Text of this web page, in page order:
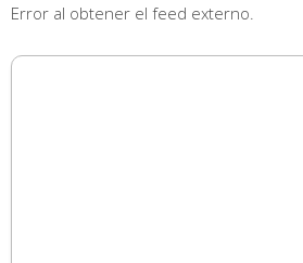
Error al obtener el feed externo.